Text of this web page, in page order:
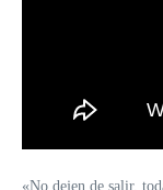
«No dejen de salir,